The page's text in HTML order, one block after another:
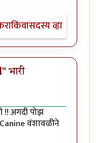
किंवासदस्य व्हा
भारी
!! अगदी पोझ
वंशावळीने